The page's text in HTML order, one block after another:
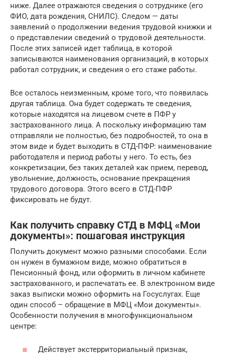
ниже. Далее отражаются сведения о сотруднике (его
ФИО, дата рождения, СНИЛС). Следом — даты
заявлений о продолжении ведения трудовой книжки и
о представлении сведений о трудовой деятельности.
После этих записей идет таблица, в которой
записываются наименования организаций, в которых
работал сотрудник, и сведения о его стаже работы.
Все осталось неизменным, кроме того, что появилась
другая таблица. Она будет содержать те сведения,
которые находятся на лицевом счете в ПФР у
застрахованного лица. А поскольку информацию там
отправляли не полностью, без подробностей, то она в
этом виде и будет выходить в СТД-ПФР: наименование
работодателя и период работы у него. То есть, без
конкретизации, без таких деталей как прием, перевод,
увольнение, должность, основание прекращения
трудового договора. Этого всего в СТД-ПФР
фиксировать не будут.
Как получить справку СТД в МФЦ «Мои
документы»: пошаговая инструкция
Получить документ можно разными способами. Если
он нужен в бумажном виде, можно обратиться в
Пенсионный фонд, или оформить в личном кабинете
застрахованного, и распечатать ее. В электронном виде
заказ выписки можно оформить на Госуслугах. Еще
один способ – обращение в МФЦ «Мои документы».
Особенности получения в многофункциональном
центре:
Действует экстерриториальный признак,